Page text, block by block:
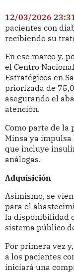
12/03/2026 23:31
pacientes con
recibiendo su
En ese marco y,
el Centro
Estratégicos en
priorizada de
asegurando el
atención.
Como parte de la
Minsa ya
que incluye
análogas.
Adquisición
Asimismo, se
para el
la disponibilidad
sistema público
Por primera vez
a los pacientes
iniciará una